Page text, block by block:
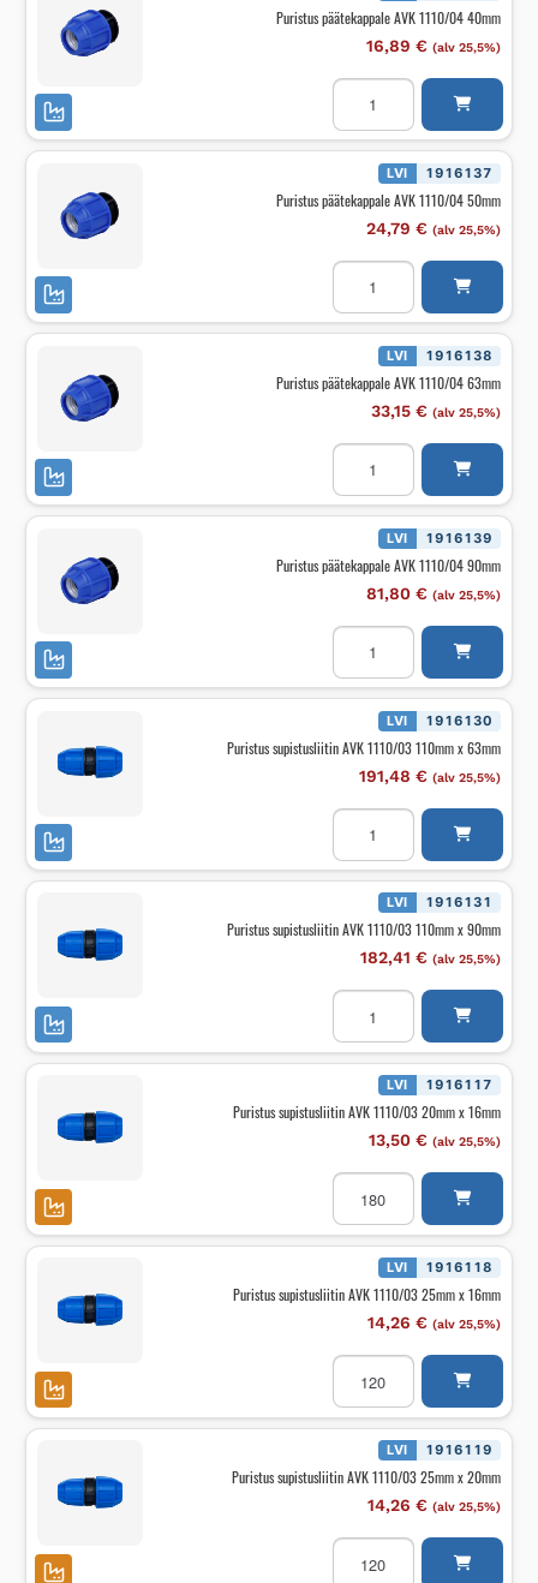
Puristus päätekappale AVK 1110/04 40mm
16,89 € (alv 25,5%)
Puristus
päätekappale
1110/04
40mm
määrä LVI 1916137
Puristus päätekappale AVK 1110/04 50mm
24,79 € (alv 25,5%)
Puristus
päätekappale
1110/04
50mm
määrä LVI 1916138
Puristus päätekappale AVK 1110/04 63mm
33,15 € (alv 25,5%)
Puristus
päätekappale
1110/04
63mm
määrä LVI 1916139
Puristus päätekappale AVK 1110/04 90mm
81,80 € (alv 25,5%)
Puristus
päätekappale
1110/04
90mm
määrä LVI 1916130
Puristus supistusliitin AVK 1110/03 110mm x 63mm
191,48 € (alv 25,5%)
Puristus
supistusliitin
1110/03
110mm
63mm
määrä
LVI 1916131
Puristus supistusliitin AVK 1110/03 110mm x 90mm
182,41 € (alv 25,5%)
Puristus
supistusliitin
AVK
1110/03
110mm
90mm
määrä
LVI 1916117
Puristus supistusliitin AVK 1110/03 20mm x 16mm
13,50 € (alv 25,5%)
Puristus
supistusliitin
AVK
1110/03
20mm
16mm
määrä
LVI 1916118
Puristus supistusliitin AVK 1110/03 25mm x 16mm
14,26 € (alv 25,5%)
Puristus
supistusliitin
1110/03
25mm
16mm
määrä
LVI 1916119
Puristus supistusliitin AVK 1110/03 25mm x 20mm
14,26 € (alv 25,5%)
Puristus
supistusliitin